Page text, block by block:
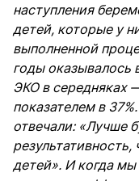
наступления
детей, которые у
выполненной
годы оказывалось
ЭКО в середняках
показателем в
отвечали: «Лучше
детей». И когда